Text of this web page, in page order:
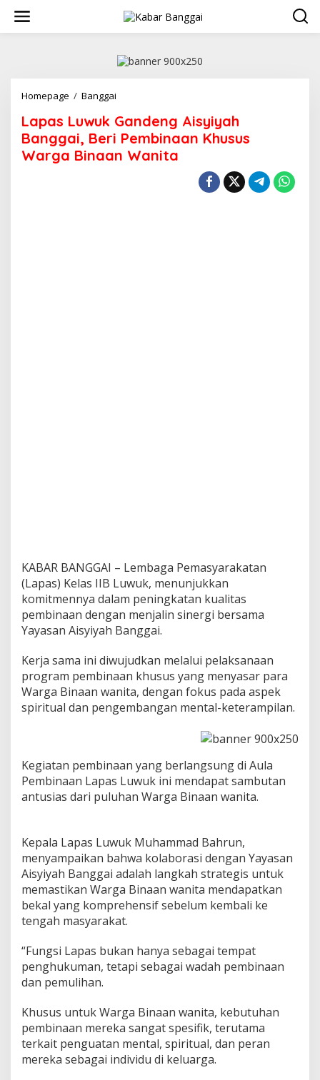
konten
Homepage / Banggai
Gandeng
Aisyiyah
Banggai,
Beri
Lapas Luwuk Gandeng Aisyiyah
Banggai, Beri Pembinaan Khusus
Warga Binaan Wanita
KABAR BANGGAI – Lembaga Pemasyarakatan
(Lapas) Kelas IIB Luwuk, menunjukkan
komitmennya dalam peningkatan kualitas
pembinaan dengan menjalin sinergi bersama
Yayasan Aisyiyah Banggai.
Kerja sama ini diwujudkan melalui pelaksanaan
program pembinaan khusus yang menyasar para
Warga Binaan wanita, dengan fokus pada aspek
spiritual dan pengembangan mental-keterampilan.
Kegiatan pembinaan yang berlangsung di Aula
Pembinaan Lapas Luwuk ini mendapat sambutan
antusias dari puluhan Warga Binaan wanita.
Kepala Lapas Luwuk Muhammad Bahrun,
menyampaikan bahwa kolaborasi dengan Yayasan
Aisyiyah Banggai adalah langkah strategis untuk
memastikan Warga Binaan wanita mendapatkan
bekal yang komprehensif sebelum kembali ke
tengah masyarakat.
“Fungsi Lapas bukan hanya sebagai tempat
penghukuman, tetapi sebagai wadah pembinaan
dan pemulihan.
Khusus untuk Warga Binaan wanita, kebutuhan
pembinaan mereka sangat spesifik, terutama
terkait penguatan mental, spiritual, dan peran
mereka sebagai individu di keluarga.